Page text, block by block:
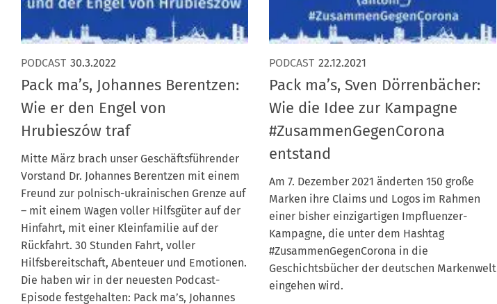
PODCAST 30.3.2022
Pack ma’s, Johannes Berentzen:
Wie er den Engel von
Hrubieszów traf
Mitte März brach unser Geschäftsführender
Vorstand Dr. Johannes Berentzen mit einem
Freund zur polnisch-ukrainischen Grenze auf
– mit einem Wagen voller Hilfsgüter auf der
Hinfahrt, mit einer Kleinfamilie auf der
Rückfahrt. 30 Stunden Fahrt, voller
Hilfsbereitschaft, Abenteuer und Emotionen.
Die haben wir in der neuesten Podcast-
Episode festgehalten: Pack ma’s, Johannes
PODCAST 22.12.2021
Pack ma’s, Sven Dörrenbächer:
Wie die Idee zur Kampagne
#ZusammenGegenCorona
entstand
Am 7. Dezember 2021 änderten 150 große
Marken ihre Claims und Logos im Rahmen
einer bisher einzigartigen Impfluenzer-
Kampagne, die unter dem Hashtag
#ZusammenGegenCorona in die
Geschichtsbücher der deutschen Markenwelt
eingehen wird.